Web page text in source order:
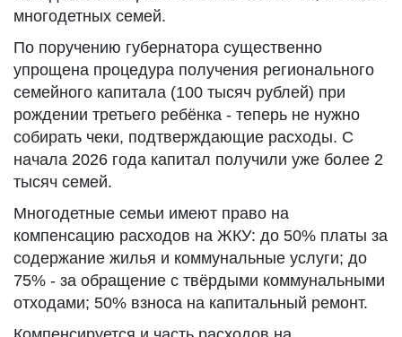
многодетных семей.
По поручению губернатора существенно
упрощена процедура получения регионального
семейного капитала (100 тысяч рублей) при
рождении третьего ребёнка - теперь не нужно
собирать чеки, подтверждающие расходы. С
начала 2026 года капитал получили уже более 2
тысяч семей.
Многодетные семьи имеют право на
компенсацию расходов на ЖКУ: до 50% платы за
содержание жилья и коммунальные услуги; до
75% - за обращение с твёрдыми коммунальными
отходами; 50% взноса на капитальный ремонт.